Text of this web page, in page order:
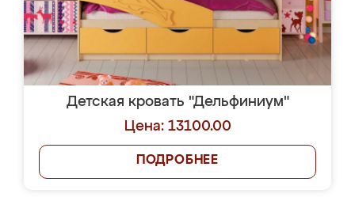
Детская кровать "Дельфиниум"
Цена: 13100.00
ПОДРОБНЕЕ